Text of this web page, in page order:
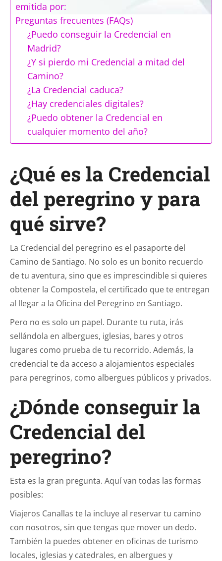
emitida por:
Preguntas frecuentes (FAQs)
¿Puedo conseguir la Credencial en
Madrid?
¿Y si pierdo mi Credencial a mitad del
Camino?
¿La Credencial caduca?
¿Hay credenciales digitales?
¿Puedo obtener la Credencial en
cualquier momento del año?
¿Qué es la Credencial
del peregrino y para
qué sirve?
La Credencial del peregrino es el pasaporte del
Camino de Santiago. No solo es un bonito recuerdo
de tu aventura, sino que es imprescindible si quieres
obtener la Compostela, el certificado que te entregan
al llegar a la Oficina del Peregrino en Santiago.
Pero no es solo un papel. Durante tu ruta, irás
sellándola en albergues, iglesias, bares y otros
lugares como prueba de tu recorrido. Además, la
credencial te da acceso a alojamientos especiales
para peregrinos, como albergues públicos y privados.
¿Dónde conseguir la
Credencial del
peregrino?
Esta es la gran pregunta. Aquí van todas las formas
posibles:
Viajeros Canallas te la incluye al reservar tu camino
con nosotros, sin que tengas que mover un dedo.
También la puedes obtener en oficinas de turismo
locales, iglesias y catedrales, en albergues y